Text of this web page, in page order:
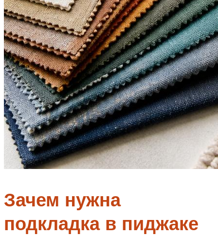
Зачем нужна
подкладка в пиджаке